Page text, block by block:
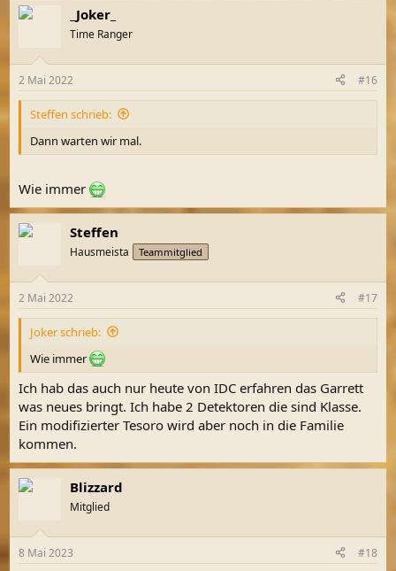
_Joker_
Time Ranger
2 Mai 2022 #16
Steffen schrieb:
Dann warten wir mal.
Wie immer
Steffen
Hausmeista Teammitglied
2 Mai 2022 #17
Joker schrieb:
Wie immer
Ich hab das auch nur heute von IDC erfahren das Garrett
was neues bringt. Ich habe 2 Detektoren die sind Klasse.
Ein modifizierter Tesoro wird aber noch in die Familie
kommen.
Blizzard
Mitglied
8 Mai 2023 #18